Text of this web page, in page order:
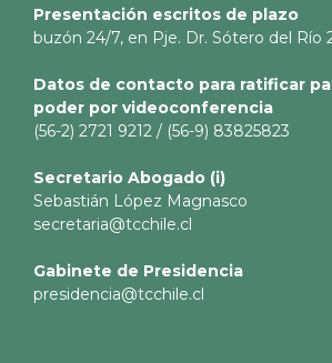
Presentación escritos de plazo
buzón 24/7, en Pje. Dr. Sótero del Río
Datos de contacto para ratificar
poder por videoconferencia
(56-2) 2721 9212 / (56-9) 83825823
Secretario Abogado (i)
Sebastián López Magnasco
secretaria@tcchile.cl
Gabinete de Presidencia
presidencia@tcchile.cl